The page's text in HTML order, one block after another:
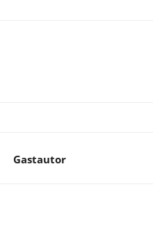
Gastautor